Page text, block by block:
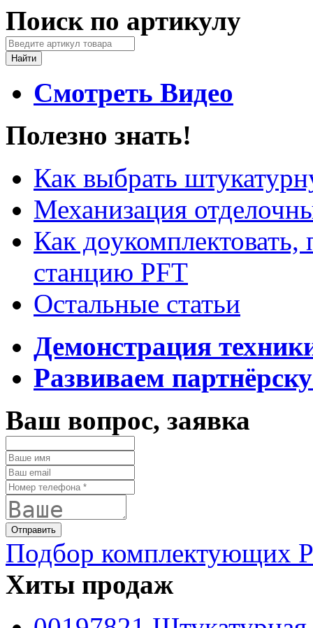
Поиск по артикулу
Смотреть Видео
Полезно знать!
Как выбрать
Механизация
Как
станцию PFT
Остальные статьи
Демонстрация
Развиваем
Ваш вопрос, заявка
Подбор комплектующих
Хиты продаж